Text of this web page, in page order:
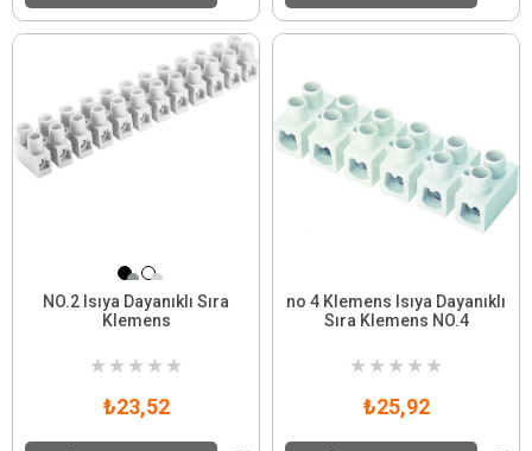
NO.2 Isıya Dayanıklı Sıra
Klemens
★ ★ ★ ★ ★
₺23,52
no 4 Klemens Isıya Dayanıklı
Sıra Klemens NO.4
★ ★ ★ ★ ★
₺25,92